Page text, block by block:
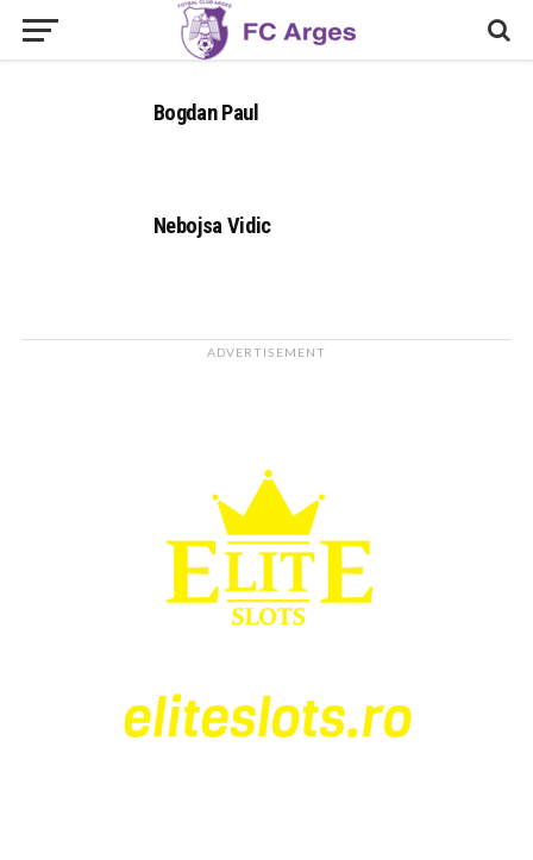
Bogdan Paul
Nebojsa Vidic
ADVERTISEMENT